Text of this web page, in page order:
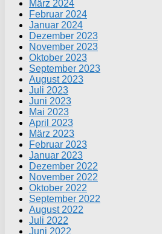
März 2024
Februar 2024
Januar 2024
Dezember 2023
November 2023
Oktober 2023
September 2023
August 2023
Juli 2023
Juni 2023
Mai 2023
April 2023
März 2023
Februar 2023
Januar 2023
Dezember 2022
November 2022
Oktober 2022
September 2022
August 2022
Juli 2022
Juni 2022